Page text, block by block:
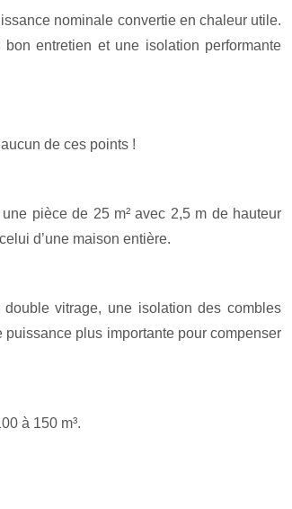
nominale convertie en chaleur utile.
entretien et une isolation performante
de ces points !
pièce de 25 m² avec 2,5 m de hauteur
d’une maison entière.
vitrage, une isolation des combles
plus importante pour compenser
à 150 m³.